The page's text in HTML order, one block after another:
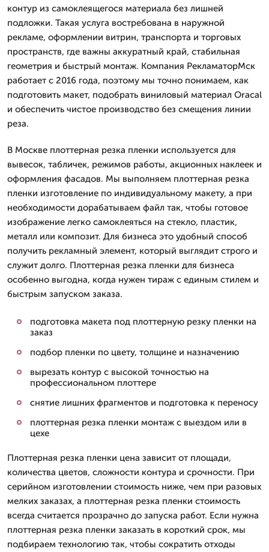
контур из самоклеящегося материала без лишней
подложки. Такая услуга востребована в наружной
рекламе, оформлении витрин, транспорта и торговых
пространств, где важны аккуратный край, стабильная
геометрия и быстрый монтаж. Компания РекламаторМск
работает с 2016 года, поэтому мы точно понимаем, как
подготовить макет, подобрать виниловый материал Oracal
и обеспечить чистое производство без смещения линии
реза.
В Москве плоттерная резка пленки используется для
вывесок, табличек, режимов работы, акционных наклеек и
оформления фасадов. Мы выполняем плоттерная резка
пленки изготовление по индивидуальному макету, а при
необходимости дорабатываем файл так, чтобы готовое
изображение легко самоклеяться на стекло, пластик,
металл или композит. Для бизнеса это удобный способ
получить рекламный элемент, который выглядит строго и
служит долго. Плоттерная резка пленки для бизнеса
особенно выгодна, когда нужен тираж с единым стилем и
быстрым запуском заказа.
подготовка макета под плоттерную резку пленки на
заказ
подбор пленки по цвету, толщине и назначению
вырезать контур с высокой точностью на
профессиональном плоттере
снятие лишних фрагментов и подготовка к переносу
плоттерная резка пленки монтаж с выездом или в
цехе
Плоттерная резка пленки цена зависит от площади,
количества цветов, сложности контура и срочности. При
серийном изготовлении стоимость ниже, чем при разовых
мелких заказах, а плоттерная резка пленки стоимость
всегда считается прозрачно до запуска работ. Если нужна
плоттерная резка пленки заказать в короткий срок, мы
подбираем технологию так, чтобы сократить отходы